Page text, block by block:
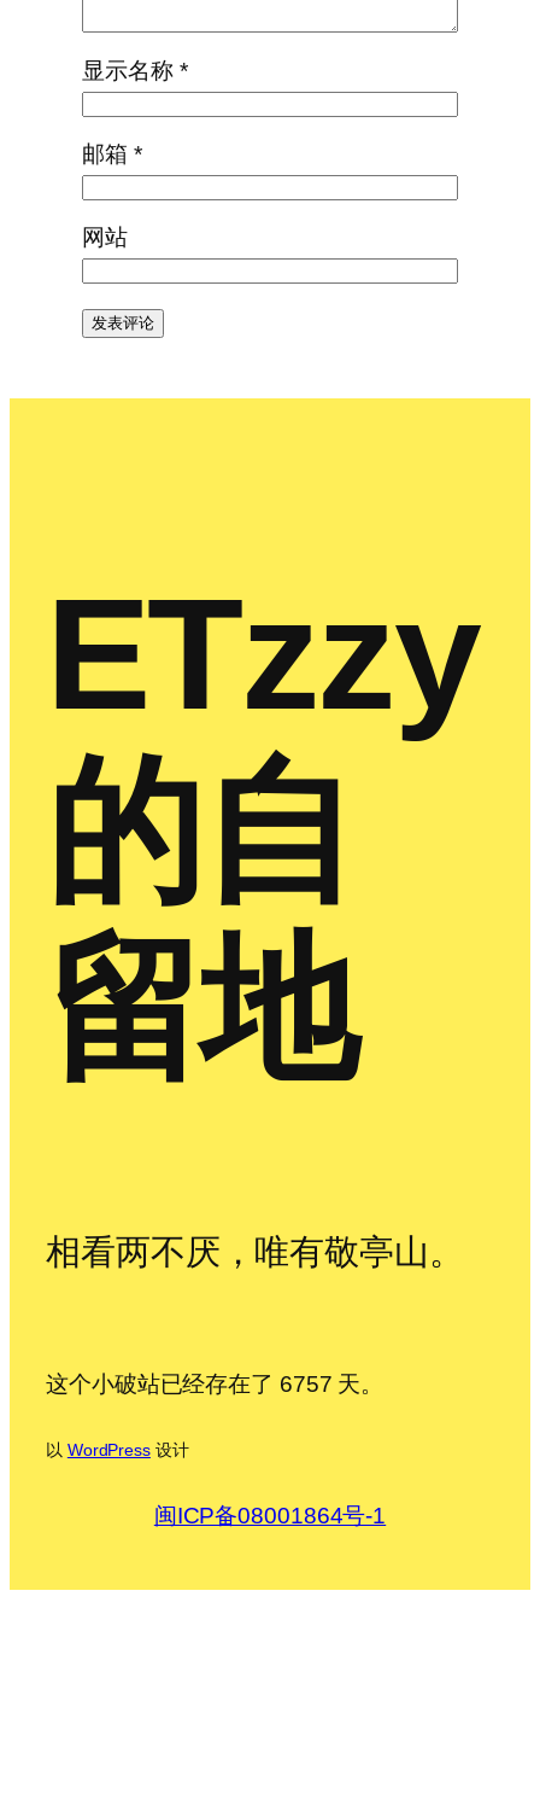
显示名称 *
邮箱 *
网站
ETzzy
的自
留地
相看两不厌，唯有敬亭山。
这个小破站已经存在了 6757 天。
以 WordPress设计
闽ICP备08001864号-1